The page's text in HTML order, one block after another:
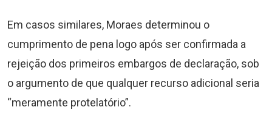
Em casos similares, Moraes determinou o
cumprimento de pena logo após ser confirmada a
rejeição dos primeiros embargos de declaração, sob
o argumento de que qualquer recurso adicional seria
“meramente protelatório”.